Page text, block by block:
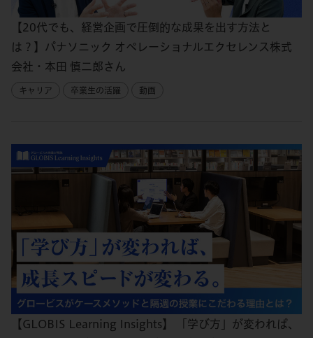
【20代でも、経営企画で圧倒的な成果を出す方法と
は？】パナソニック オペレーショナルエクセレンス株式
会社・本田 慎二郎さん
キャリア 卒業生の活躍 動画
【GLOBIS Learning Insights】 「学び方」が変われば、